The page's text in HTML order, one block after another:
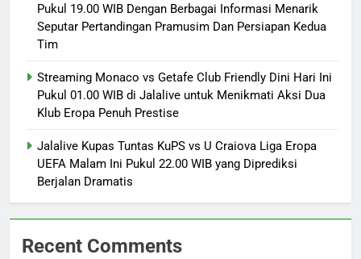
Pukul 19.00 WIB Dengan Berbagai Informasi Menarik
Seputar Pertandingan Pramusim Dan Persiapan Kedua
Tim
Streaming Monaco vs Getafe Club Friendly Dini Hari Ini
Pukul 01.00 WIB di Jalalive untuk Menikmati Aksi Dua
Klub Eropa Penuh Prestise
Jalalive Kupas Tuntas KuPS vs U Craiova Liga Eropa
UEFA Malam Ini Pukul 22.00 WIB yang Diprediksi
Berjalan Dramatis
Recent Comments